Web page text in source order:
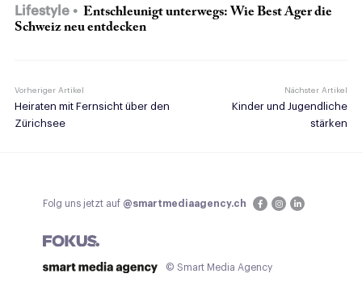
Lifestyle
Entschleunigt unterwegs: Wie Best Ager die
Schweiz neu entdecken
Vorheriger Artikel
Heiraten mit Fernsicht über den
Zürichsee
Nächster Artikel
Kinder und Jugendliche
stärken
Folg uns jetzt auf @smartmediaagency.ch
© Smart Media Agency